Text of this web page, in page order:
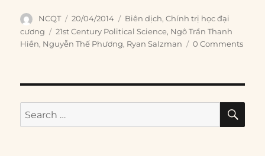
Author
NCQT
Posted
on
20/04/2014 Categories
Biên dịch,Chính trị học đại
cương
Tags
21st Century Political Science, Ngô Trần Thanh
Hiền, Nguyễn Thế Phương, Ryan Salzman 0 Comments
Search
for: